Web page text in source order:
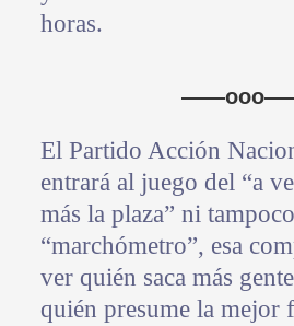
horas.
El Partido Acción
entrará al juego del “a
más la plaza” ni
“marchómetro”, esa
ver quién saca más
quién presume la mejor